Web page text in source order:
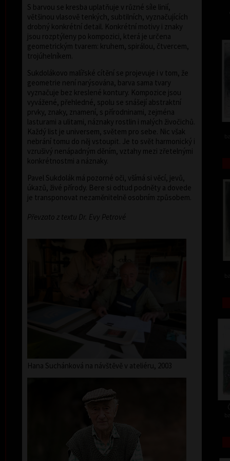
S barvou se kresba uplatňuje v různé síle linií,
většinou vlasově tenkých, subtilních, vyznačujících
drobný konkrétní detail. Konkrétní motivy i znaky
jsou rozptýleny po kompozici, která je určena
geometrickým tvarem: kruhem, spirálou, čtvercem,
trojúhelníkem.
Sukdolákovo malířské cítění se projevuje i v tom, že
geometrie není narýsována, barva sama tvary
vyznačuje bez kreslené kontury. Kompozice jsou
vyvážené, přehledné, spolu se snášejí abstraktní
prvky, znaky, znamení, s přírodninami, zejména
lasturami a ulitami, náznaky rostlin i malých živočichů.
Každý list je universem, světem pro sebe. Nic však
nebrání tomu do něj vstoupit. Je to svět harmonický i
vzrušivý nenápadným děním, vztahy mezi zřetelnými
konkrétnostmi a náznaky.
Pavel Sukdolák má pozorné oči, všímá si věcí, jevů,
úkazů, živé přírody. Bere si odtud podněty a dovede
je transponovat nezaměnitelně osobním způsobem.
Převzato z textu Dr. Evy Petrové
Hana Suchánková na návštěvě v ateliéru, 2003